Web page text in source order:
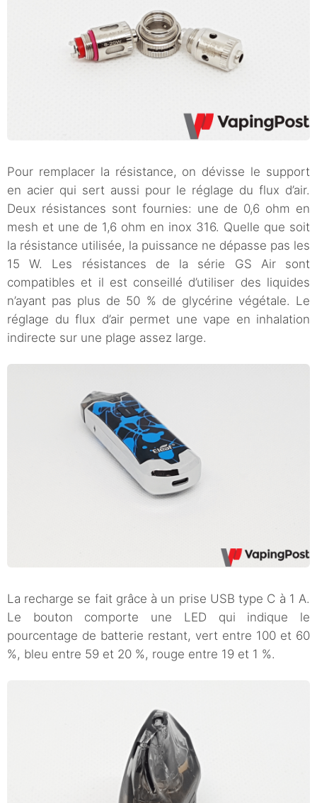
Pour remplacer la résistance, on dévisse le support
en acier qui sert aussi pour le réglage du flux d’air.
Deux résistances sont fournies: une de 0,6 ohm en
mesh et une de 1,6 ohm en inox 316. Quelle que soit
la résistance utilisée, la puissance ne dépasse pas les
15 W. Les résistances de la série GS Air sont
compatibles et il est conseillé d’utiliser des liquides
n’ayant pas plus de 50 % de glycérine végétale. Le
réglage du flux d’air permet une vape en inhalation
indirecte sur une plage assez large.
La recharge se fait grâce à un prise USB type C à 1 A.
Le bouton comporte une LED qui indique le
pourcentage de batterie restant, vert entre 100 et 60
%, bleu entre 59 et 20 %, rouge entre 19 et 1 %.